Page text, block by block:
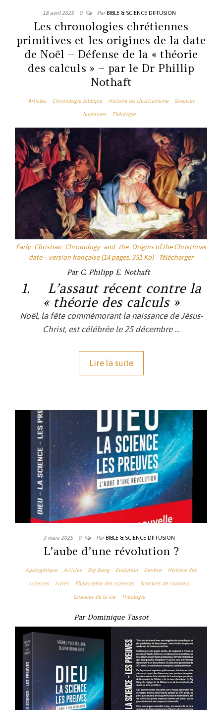
18 avril 2025 0 Par BIBLE & SCIENCE DIFFUSION
Les chronologies chrétiennes
primitives et les origines de la date
de Noël – Défense de la « théorie
des calculs » – par le Dr Phillip
Nothaft
Articles Chronologie biblique Histoire du christianisme Sciences
humaines Théologie
Early_Christian_Chronology_and_the_Origins of the Christ!mas
date – version française (14 pages, 351 Ko)
Télécharger
Par C. Philipp E. Nothaft
1. L’assaut récent contre la
« théorie des calculs »
Noël, la fête commémorant la naissance de Jésus-
Christ, est célébrée le 25 décembre …
Lire la suite
3 mars 2025 0 Par BIBLE & SCIENCE DIFFUSION
L’aube d’une révolution ?
Apologétique Articles Big Bang Évolution Genèse Histoire des
sciences Livres Philosophie des sciences Sciences de l'univers
Sciences de la vie Théologie
Par Dominique Tassot